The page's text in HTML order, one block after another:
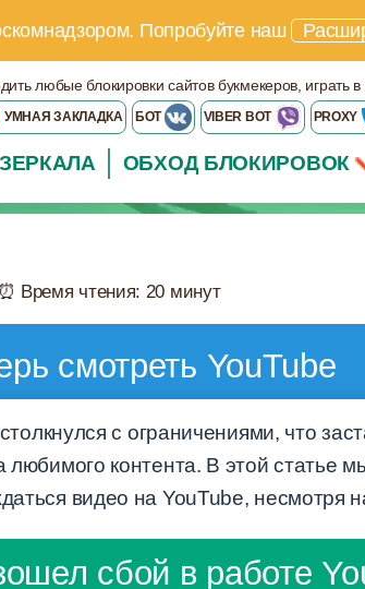
Попробуйте наш
любые блокировки сайтов букмекеров,
PROXY
VIBER BOT
БОТ
УМНАЯ ЗАКЛАДКА
ЗЕРКАЛА ОБХОД БЛОКИРОВОК
⏰ Время чтения: 20 минут
смотреть YouTube
с ограничениями, что
контента. В этой статье
видео на YouTube, несмотря
сбой в работе